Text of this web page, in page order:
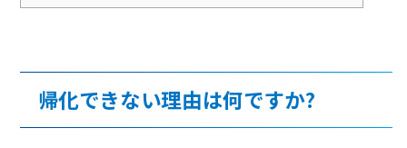
帰化できない理由は何ですか?